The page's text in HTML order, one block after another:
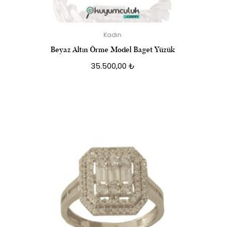
Kadın
Beyaz Altın Örme Model Baget Yüzük
35.500,00 ₺